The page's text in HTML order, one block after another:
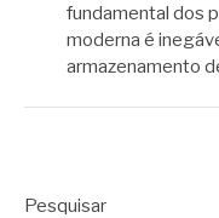
fundamental dos
moderna é
armazenamento
Pesquisar